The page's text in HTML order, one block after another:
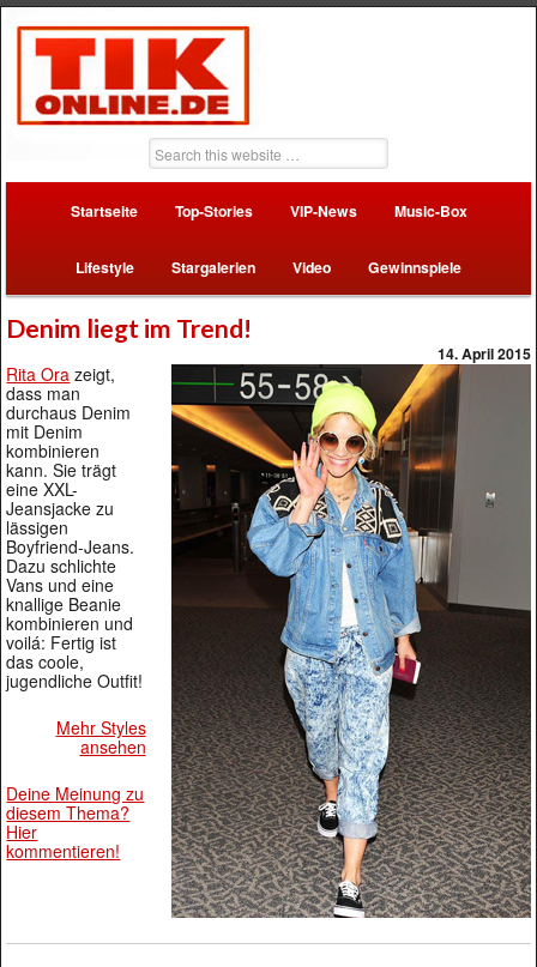
Startseite Top-Stories VIP-News Music-Box
Lifestyle Stargalerien Video Gewinnspiele
Denim liegt im Trend!
14. April 2015
Rita Ora zeigt,
dass man
durchaus Denim
mit Denim
kombinieren
kann. Sie trägt
eine XXL-
Jeansjacke zu
lässigen
Boyfriend-Jeans.
Dazu schlichte
Vans und eine
knallige Beanie
kombinieren und
voilá: Fertig ist
das coole,
jugendliche Outfit!
Mehr Styles
ansehen
Deine Meinung zu
diesem Thema?
Hier
kommentieren!